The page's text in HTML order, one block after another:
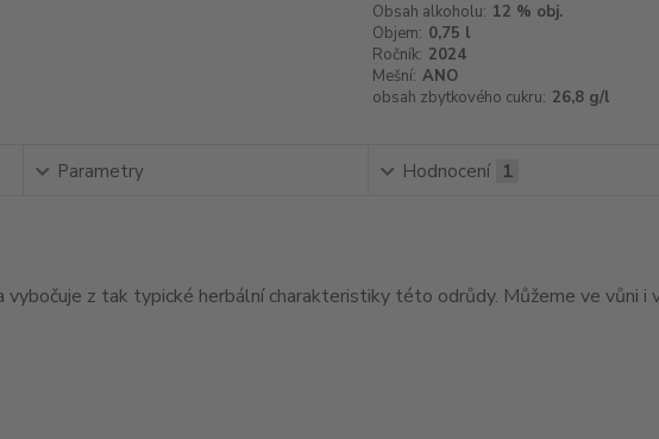
Obsah alkoholu: 12 % obj.
Objem: 0,75 l
Ročník: 2024
Mešní: ANO
obsah zbytkového cukru: 26,8 g/l
Parametry Hodnocení 1
vybočuje z tak typické herbální charakteristiky této odrůdy. Můžeme ve vůni i